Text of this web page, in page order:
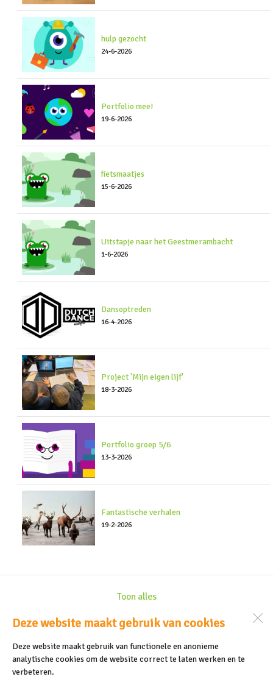
Deze website maakt gebruik van cookies
Deze website maakt gebruik van functionele en anonieme
analytische cookies om de website correct te laten werken en te
verbeteren.
hulp gezocht
24-6-2026
Portfolio mee!
19-6-2026
fietsmaatjes
15-6-2026
Uitstapje naar het Geestmerambacht
1-6-2026
Dansoptreden
16-4-2026
Project 'Mijn eigen lijf'
18-3-2026
Portfolio groep 5/6
13-3-2026
Fantastische verhalen
19-2-2026
Toon alles
Schoolstraat 9
1746 AP Dirkshorn